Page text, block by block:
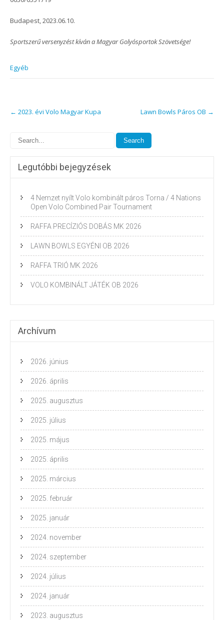
Budapest, 2023.06.10.
Sportszerű versenyzést kíván a Magyar Golyósportok Szövetsége!
Egyéb
navigation
← 2023. évi Volo Magyar Kupa Lawn Bowls Páros OB →
Legutóbbi bejegyzések
4 Nemzet nyílt Volo kombinált páros Torna / 4 Nations
Open Volo Combined Pair Tournament
RAFFA PRECÍZIÓS DOBÁS MK 2026
LAWN BOWLS EGYÉNI OB 2026
RAFFA TRIÓ MK 2026
VOLO KOMBINÁLT JÁTÉK OB 2026
Archívum
2026. június
2026. április
2025. augusztus
2025. július
2025. május
2025. április
2025. március
2025. február
2025. január
2024. november
2024. szeptember
2024. július
2024. január
2023. augusztus